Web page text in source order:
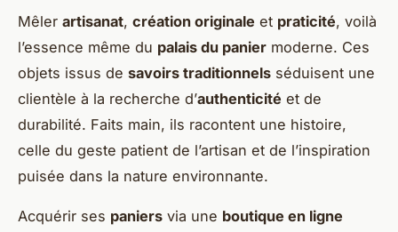
Mêler artisanat, création originale et praticité, voilà
l’essence même du palais du panier moderne. Ces
objets issus de savoirs traditionnels séduisent une
clientèle à la recherche d’authenticité et de
durabilité. Faits main, ils racontent une histoire,
celle du geste patient de l’artisan et de l’inspiration
puisée dans la nature environnante.
Acquérir ses paniers via une boutique en ligne